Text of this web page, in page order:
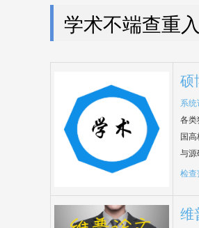
学术不端查重
硕
系统
各类
国
与源
检查
维